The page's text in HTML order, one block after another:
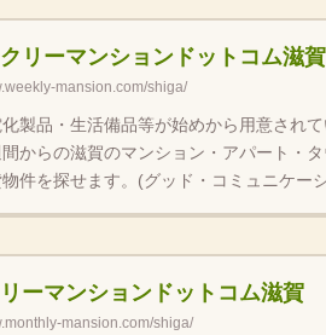
リーマンションドットコム滋賀
mansion.com/shiga/
製品・生活備品等が始めから用意され
間からの滋賀のマンション・アパート・
件を探せます。(グッド・コミュニケー
ーマンションドットコム滋賀
mansion.com/shiga/